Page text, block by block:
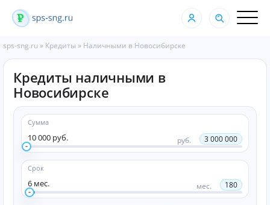
sps-sng.ru » Кредиты » Наличными в Новосибирске
Кредиты наличными в
Новосибирске
Сумма
10 000 руб. руб. 3 000 000
Срок
6 мес. мес. 180